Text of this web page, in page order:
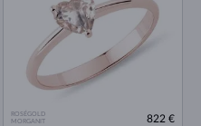
ROSÉGOLD
MORGANIT
822 €